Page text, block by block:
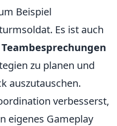
Beispiel
Es ist auch
Teambesprechungen
zu planen und
auszutauschen.
verbesserst,
eigenes Gameplay